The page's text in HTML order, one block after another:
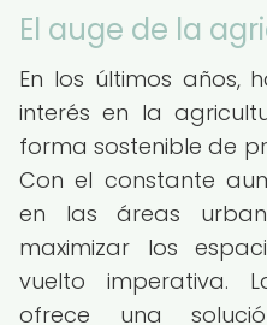
El auge de la
En los últimos años,
interés en la
forma sostenible de
Con el constante
en las áreas
maximizar los
vuelto imperativa.
ofrece una